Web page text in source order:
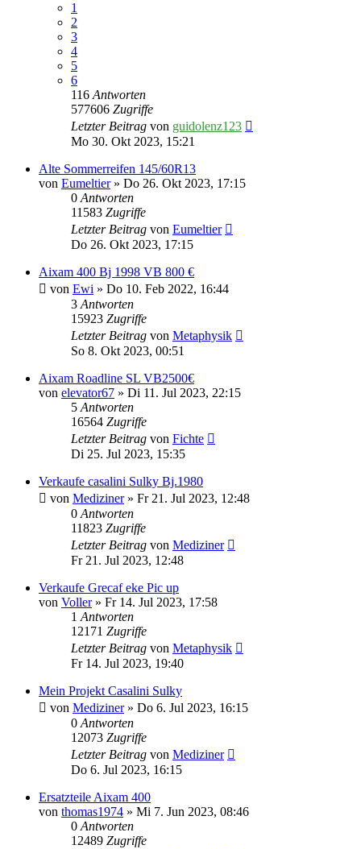
1
2
3
4
5
6
116Antworten
577606 Zugriffe
Letzter Beitrag von guidolenz123
Mo 30. Okt 2023, 15:21
Alte Sommerreifen 145/60R13
von Eumeltier» Do 26. Okt 2023, 17:15
0Antworten
11583 Zugriffe
Letzter Beitrag von Eumeltier
Do 26. Okt 2023, 17:15
Aixam 400 Bj 1998 VB 800 €
von Ewi » Do 10. Feb 2022, 16:44
3Antworten
15923 Zugriffe
Letzter Beitrag von Metaphysik
So 8. Okt 2023, 00:51
Aixam Roadline SL VB2500€
von elevator67 » Di 11. Jul 2023, 22:15
5Antworten
16564 Zugriffe
Letzter Beitrag von Fichte
Di 25. Jul 2023, 15:35
Verkaufe casalini Sulky Bj.1980
von Mediziner» Fr 21. Jul 2023, 12:48
0Antworten
11823 Zugriffe
Letzter Beitrag von Mediziner
Fr 21. Jul 2023, 12:48
Verkaufe Grecaf eke Pic up
von Voller» Fr 14. Jul 2023, 17:58
1Antworten
12171 Zugriffe
Letzter Beitrag von Metaphysik
Fr 14. Jul 2023, 19:40
Mein Projekt Casalini Sulky
von Mediziner» Do 6. Jul 2023, 16:15
0Antworten
12073 Zugriffe
Letzter Beitrag von Mediziner
Do 6. Jul 2023, 16:15
Ersatzteile Aixam 400
von thomas1974 » Mi 7. Jun 2023, 08:46
0Antworten
12489 Zugriffe